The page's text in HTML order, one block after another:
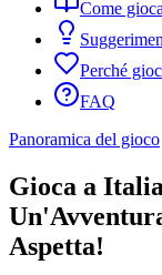
Come
Perché
FAQ
Panoramica del gioco
Gioca a
Aspetta!